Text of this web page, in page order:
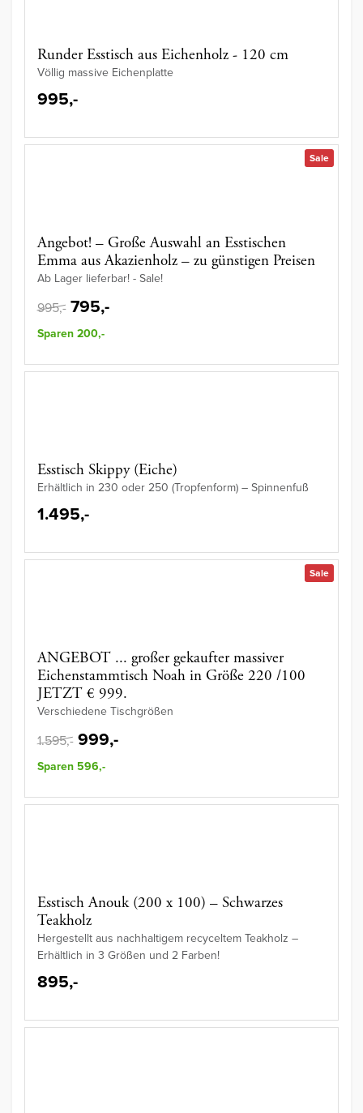
Runder Esstisch aus Eichenholz - 120 cm
Völlig massive Eichenplatte
995,-
Sale
Angebot! – Große Auswahl an Esstischen
Emma aus Akazienholz – zu günstigen Preisen
Ab Lager lieferbar! - Sale!
995,- 795,-
Sparen 200,-
Esstisch Skippy (Eiche)
Erhältlich in 230 oder 250 (Tropfenform) – Spinnenfuß
1.495,-
Sale
ANGEBOT ... großer gekaufter massiver
Eichenstammtisch Noah in Größe 220 /100
JETZT € 999.
Verschiedene Tischgrößen
1.595,- 999,-
Sparen 596,-
Esstisch Anouk (200 x 100) – Schwarzes
Teakholz
Hergestellt aus nachhaltigem recyceltem Teakholz –
Erhältlich in 3 Größen und 2 Farben!
895,-